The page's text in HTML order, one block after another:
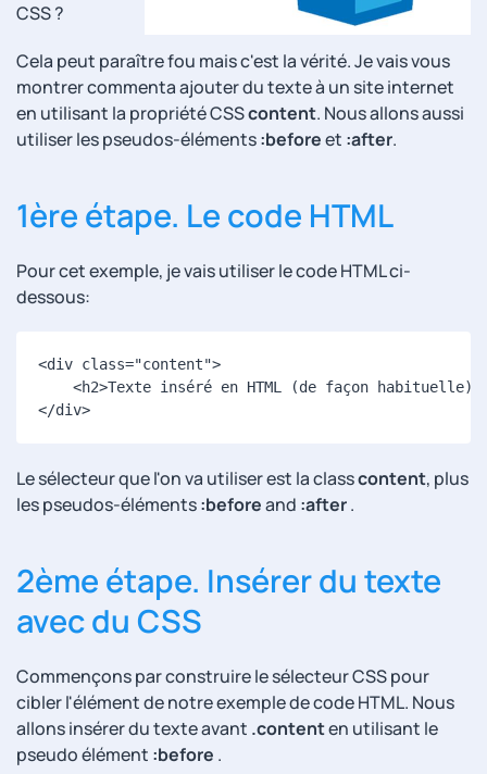
CSS ?
Cela peut paraître fou mais c'est la vérité. Je vais vous
montrer commenta ajouter du texte à un site internet
en utilisant la propriété CSScontent. Nous allons aussi
utiliser les pseudos-éléments:beforeet :after.
1ère étape. Le code HTML
Pour cet exemple, je vais utiliser le code HTML ci-
dessous:
<div class="content">
<h2>Texte inséré en HTML (de façon habituelle)
</div>
Le sélecteur que l'on va utiliser est la classcontent, plus
les pseudos-éléments:beforeand :after.
2ème étape. Insérer du texte
avec du CSS
Commençons par construire le sélecteur CSS pour
cibler l'élément de notre exemple de code HTML. Nous
allons insérer du texte avant .contenten utilisant le
pseudo élément :before .